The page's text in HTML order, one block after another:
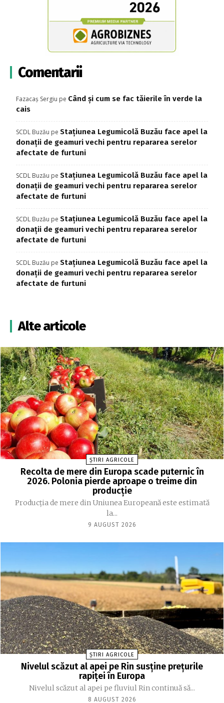
Comentarii
Fazacaș Sergiu pe Când și cum se fac tăierile în verde la
cais
SCDL Buzău pe Stațiunea Legumicolă Buzău face apel la
donații de geamuri vechi pentru repararea serelor
afectate de furtuni
SCDL Buzău pe Stațiunea Legumicolă Buzău face apel la
donații de geamuri vechi pentru repararea serelor
afectate de furtuni
SCDL Buzău pe Stațiunea Legumicolă Buzău face apel la
donații de geamuri vechi pentru repararea serelor
afectate de furtuni
SCDL Buzău pe Stațiunea Legumicolă Buzău face apel la
donații de geamuri vechi pentru repararea serelor
afectate de furtuni
Alte articole
ȘTIRI AGRICOLE
Recolta de mere din Europa scade puternic în
2026. Polonia pierde aproape o treime din
producție
Producția de mere din Uniunea Europeană este estimată
la...
9 AUGUST 2026
ȘTIRI AGRICOLE
Nivelul scăzut al apei pe Rin susține prețurile
rapiței în Europa
Nivelul scăzut al apei pe fluviul Rin continuă să...
8 AUGUST 2026